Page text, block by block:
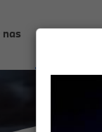
nas